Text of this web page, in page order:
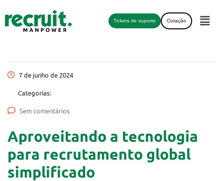
Tickets de suporte Cotação
7 de junho de 2024
Categorias:
Sem comentários
Aproveitando a tecnologia
para recrutamento global
simplificado